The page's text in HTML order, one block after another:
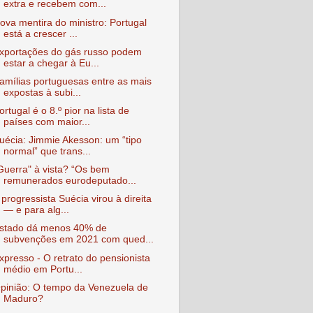
extra e recebem com...
mentira do ministro: Portugal
está a crescer ...
do gás russo podem
estar a chegar à Eu...
portuguesas entre as mais
expostas à subi...
é o 8.º pior na lista de
países com maior...
Jimmie Akesson: um “tipo
normal” que trans...
à vista? “Os bem
remunerados eurodeputado...
progressista Suécia virou à direita
— e para alg...
dá menos 40% de
subvenções em 2021 com qued...
- O retrato do pensionista
médio em Portu...
O tempo da Venezuela de
Maduro?